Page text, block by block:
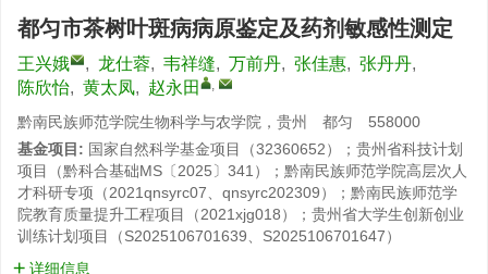
都匀市茶树叶斑病病原鉴定及药剂敏感性测定
王兴娥 , 龙仕蓉, 韦祥缝, 万前丹, 张佳惠, 张丹丹,
陈欣怡, 黄太凤, 赵永田 ,
黔南民族师范学院生物科学与农学院，贵州 都匀 558000
基金项目: 国家自然科学基金项目（32360652）；贵州省科技计划
项目（黔科合基础MS〔2025〕341）；黔南民族师范学院高层次人
才科研专项（2021qnsyrc07、qnsyrc202309）；黔南民族师范学
院教育质量提升工程项目（2021xjg018）；贵州省大学生创新创业
训练计划项目（S2025106701639、S2025106701647）
详细信息